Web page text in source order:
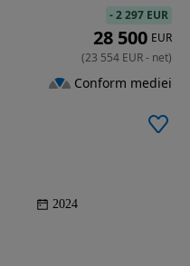
2024
-2 297 EUR
28 500 EUR
(23 554 EUR- net)
Conform mediei